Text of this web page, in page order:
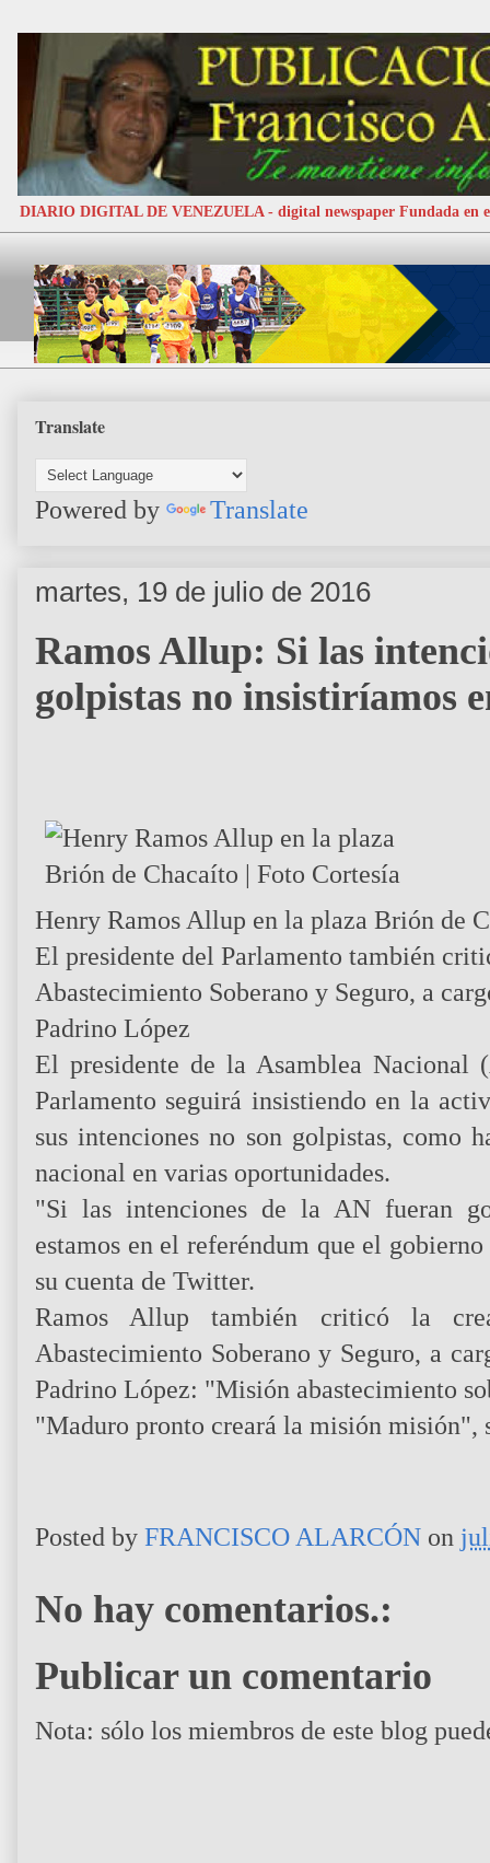
DIARIO DIGITAL DE VENEZUELA - digital newspaper Fundada en
Translate
Powered by Translate
martes, 19 de julio de 2016
Ramos Allup: Si las
golpistas no insistiríamos
Henry Ramos Allup en la plaza Brión de
El presidente del Parlamento también
Abastecimiento Soberano y Seguro, a
Padrino López
El presidente de la Asamblea
Parlamento seguirá insistiendo en la
sus intenciones no son golpistas, como
nacional en varias oportunidades.
"Si las intenciones de la AN fueran
estamos en el referéndum que el
su cuenta de Twitter.
Ramos Allup también criticó la
Abastecimiento Soberano y Seguro, a
Padrino López: "Misión abastecimiento
"Maduro pronto creará la misión misión",
Posted by FRANCISCO ALARCÓN on
No hay comentarios.:
Publicar un comentario
Nota: sólo los miembros de este blog